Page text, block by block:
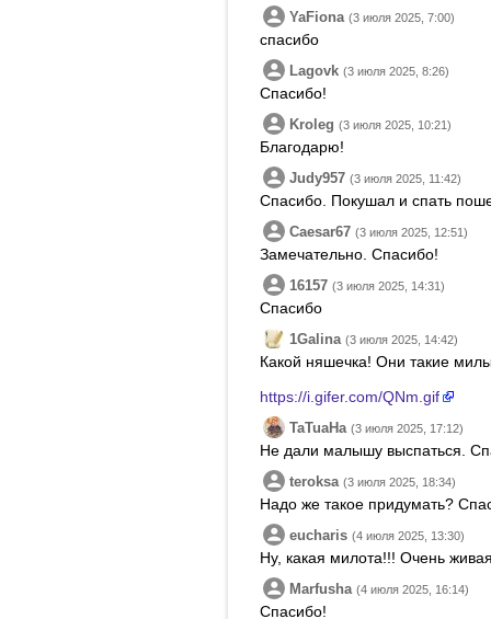
YaFiona (3 июля 2025, 7:00)
спасибо
Lagovk (3 июля 2025, 8:26)
Спасибо!
Kroleg (3 июля 2025, 10:21)
Благодарю!
Judy957 (3 июля 2025, 11:42)
Спасибо. Покушал и спать
Caesar67 (3 июля 2025, 12:51)
Замечательно. Спасибо!
16157 (3 июля 2025, 14:31)
Спасибо
1Galina (3 июля 2025, 14:42)
Какой няшечка! Они такие
https://i.gifer.com/QNm.gif
TaTuaHa (3 июля 2025, 17:12)
Не дали малышу выспаться.
teroksa (3 июля 2025, 18:34)
Надо же такое придумать?
eucharis (4 июля 2025, 13:30)
Ну, какая милота!!! Очень
Marfusha (4 июля 2025, 16:14)
Спасибо!